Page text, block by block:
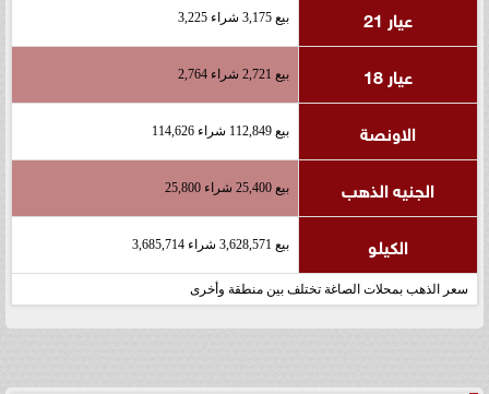
عيار 21 بيع 3,175 شراء 3,225
عيار 18 بيع 2,721 شراء 2,764
الاونصة بيع 112,849 شراء 114,626
الجنيه الذهب بيع 25,400 شراء 25,800
الكيلو بيع 3,628,571 شراء 3,685,714
سعر الذهب بمحلات الصاغة تختلف بين منطقة وأخرى